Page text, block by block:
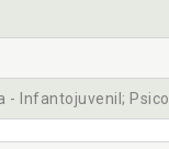
- Infantojuvenil;